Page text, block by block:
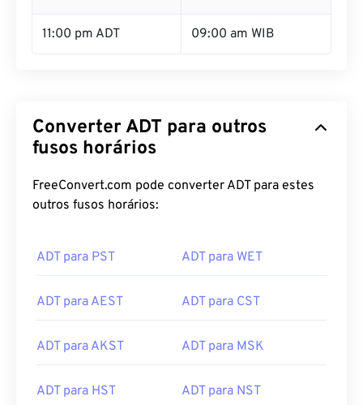
11:00 pm ADT 09:00 am WIB
Converter ADT para outros
fusos horários
FreeConvert.com pode converter ADT para estes
outros fusos horários:
ADT para PST ADT para WET
ADT para AEST ADT para CST
ADT para AKST ADT para MSK
ADT para HST ADT para NST